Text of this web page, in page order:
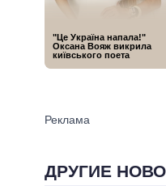
ДРУГИЕ